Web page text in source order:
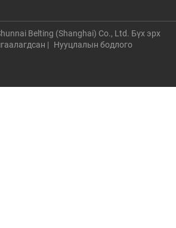
Belting (Shanghai) Co., Ltd. Бүх эрх
|
Нууцлалын бодлого